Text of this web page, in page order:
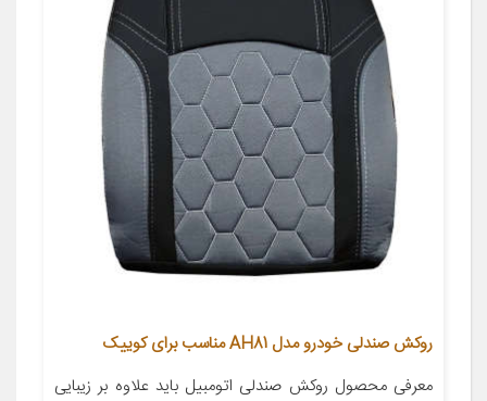
روکش صندلی خودرو مدل AH81 مناسب برای کوییک
معرفی محصول روکش صندلی اتومبیل باید علاوه بر زیبایی